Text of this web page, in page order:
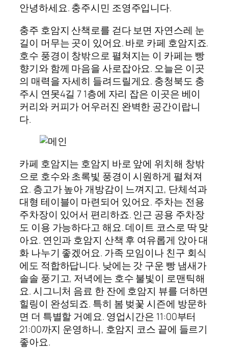
안녕하세요. 충주시민 조영주입니다.
충주 호암지 산책로를 걷다 보면 자연스레 눈
길이 머무는 곳이 있어요. 바로 카페 호암지죠.
호수 풍경이 창밖으로 펼쳐지는 이 카페는 빵
향기와 함께 마음을 사로잡아요. 오늘은 이곳
의 매력을 자세히 들려드릴게요. 충청북도 충
주시 연못4길 7 1층에 자리 잡은 이곳은 베이
커리와 커피가 어우러진 완벽한 공간이랍니
다.
카페 호암지는 호암지 바로 앞에 위치해 창밖
으로 호수와 초록빛 풍경이 시원하게 펼쳐져
요. 층고가 높아 개방감이 느껴지고, 단체석과
대형 테이블이 마련되어 있어요. 주차는 전용
주차장이 있어서 편리하죠. 인근 공용 주차장
도 이용 가능하다고 해요. 데이트 코스로 딱 맞
아요. 연인과 호암지 산책 후 여유롭게 앉아 대
화 나누기 좋겠어요. 가족 모임이나 친구 회식
에도 적합하답니다. 낮에는 갓 구운 빵 냄새가
솔솔 풍기고, 저녁에는 호수 불빛이 로맨틱해
요. 시그니처 음료 한 잔에 호암지 뷰를 더하면
힐링이 완성되죠. 특히 봄 벚꽃 시즌에 방문하
면 더 특별할 거예요. 영업시간은 11:00부터
21:00까지 운영하니, 호암지 코스 끝에 들르기
좋아요.